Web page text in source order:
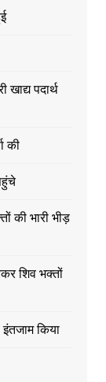
खाद्य पदार्थ
की
की भारी भीड़
शिव भक्तों
किया